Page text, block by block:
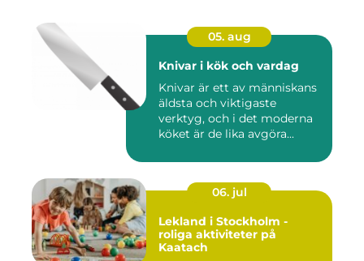
05. aug
Knivar i kök och vardag
Knivar är ett av människans
äldsta och viktigaste
verktyg, och i det moderna
köket är de lika avgöra...
06. jul
Lekland i Stockholm -
roliga aktiviteter på
Kaatach